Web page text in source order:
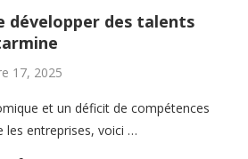
développer des talents
17, 2025
et un déficit de compétences
les entreprises, voici …